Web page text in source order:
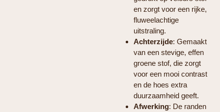
en zorgt voor een rijke,
fluweelachtige
uitstraling.
Achterzijde: Gemaakt
van een stevige, effen
groene stof, die zorgt
voor een mooi contrast
en de hoes extra
duurzaamheid geeft.
Afwerking: De randen